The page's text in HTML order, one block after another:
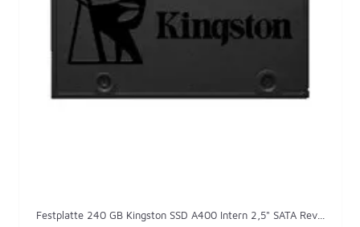
Festplatte 240 GB Kingston SSD A400 Intern 2,5" SATA Rev...